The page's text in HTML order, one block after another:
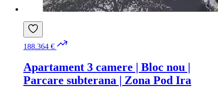
188.364 €
Apartament 3 camere | Bloc nou |
Parcare subterana | Zona Pod Ira